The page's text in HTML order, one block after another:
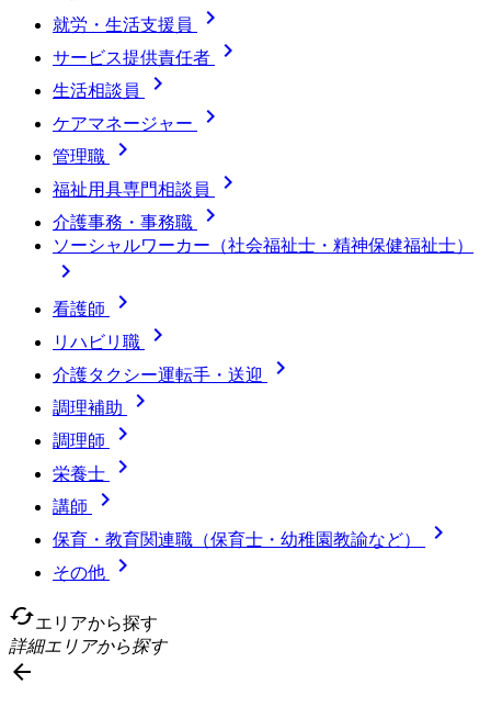
就労・生活支援員 
サービス提供責任者 
生活相談員 
ケアマネージャー 
管理職 
福祉用具専門相談員 
介護事務・事務職 
ソーシャルワーカー（社会福祉士・精神保健福祉士）

看護師 
リハビリ職 
介護タクシー運転手・送迎 
調理補助 
調理師 
栄養士 
講師 
保育・教育関連職（保育士・幼稚園教諭など） 
その他

cachedエリアから探す
詳細エリアから探す
